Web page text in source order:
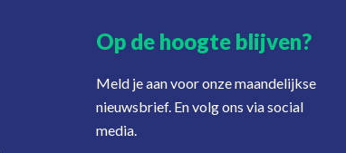
Op de hoogte blijven?
Meld je aan voor onze maandelijkse
nieuwsbrief. En volg ons via social
media.